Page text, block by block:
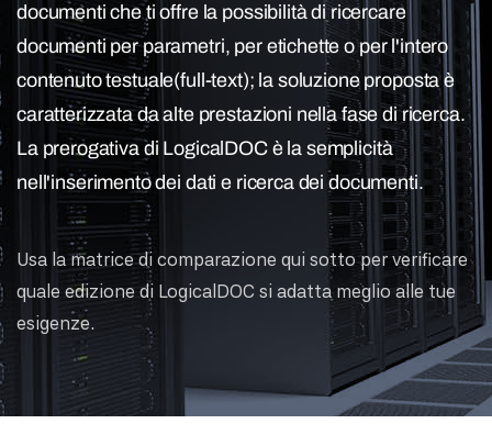
documenti che ti offre la possibilità di ricercare
documenti per parametri, per etichette o per l'intero
contenuto testuale(full-text); la soluzione proposta è
caratterizzata da alte prestazioni nella fase di ricerca.
La prerogativa di LogicalDOC è la semplicità
nell'inserimento dei dati e ricerca dei documenti.
Usa la matrice di comparazione qui sotto per verificare
quale edizione di LogicalDOC si adatta meglio alle tue
esigenze.